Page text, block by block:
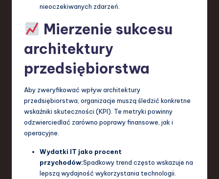
nieoczekiwanych zdarzeń.
Mierzenie sukcesu
architektury
przedsiębiorstwa
Aby zweryfikować wpływ architektury
przedsiębiorstwa, organizacje muszą śledzić konkretne
wskaźniki skuteczności (KPI). Te metryki powinny
odzwierciedlać zarówno poprawy finansowe, jak i
operacyjne.
Wydatki IT jako procent
przychodów:Spadkowy trend często wskazuje na
lepszą wydajność wykorzystania technologii.